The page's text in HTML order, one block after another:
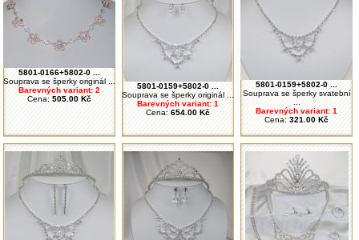
5801-0166+5802-0 ...
Souprava se šperky originál ...
Barevných variant: 2
Cena: 505.00 Kč
5801-0159+5802-0 ...
Souprava se šperky originál ...
Barevných variant: 1
Cena: 654.00 Kč
5801-0159+5802-0 ...
Souprava se šperky svatební
Barevných variant: 1
Cena: 321.00 Kč